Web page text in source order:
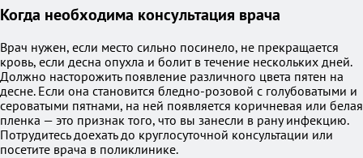
Когда необходима консультация врача
Врач нужен, если место сильно посинело, не прекращается
кровь, если десна опухла и болит в течение нескольких дней.
Должно насторожить появление различного цвета пятен на
десне. Если она становится бледно-розовой с голубоватыми и
сероватыми пятнами, на ней появляется коричневая или белая
пленка — это признак того, что вы занесли в рану инфекцию.
Потрудитесь доехать до круглосуточной консультации или
посетите врача в поликлинике.